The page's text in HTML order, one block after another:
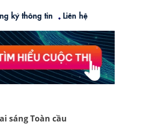
ký thông tin Liên hệ
sáng Toàn cầu